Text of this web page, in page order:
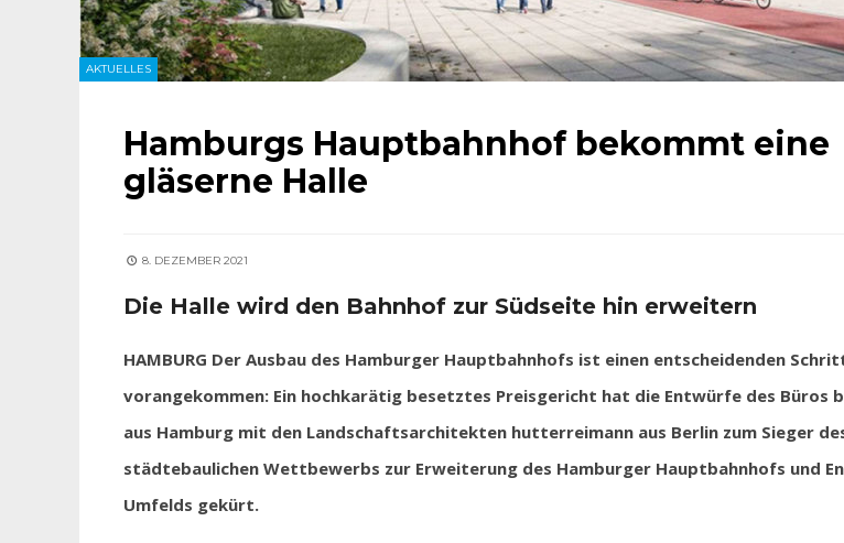
AKTUELLES
Hamburgs Hauptbahnhof bekommt eine
gläserne Halle
8. DEZEMBER 2021
Die Halle wird den Bahnhof zur Südseite hin erweitern
HAMBURG Der Ausbau des Hamburger Hauptbahnhofs ist einen entscheidenden
vorangekommen: Ein hochkarätig besetztes Preisgericht hat die Entwürfe des Büros
aus Hamburg mit den Landschaftsarchitekten hutterreimann aus Berlin zum Sieger
städtebaulichen Wettbewerbs zur Erweiterung des Hamburger Hauptbahnhofs und
Umfelds gekürt.